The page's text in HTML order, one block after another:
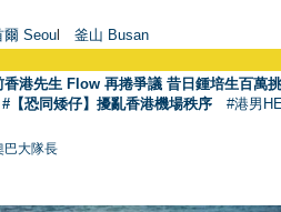
爾 Seoul 釜山 Busan
香港先生 Flow 再捲爭議 昔日鍾培生百萬
#【恐同矮仔】擾亂香港機場秩序 #港男
巴大隊長